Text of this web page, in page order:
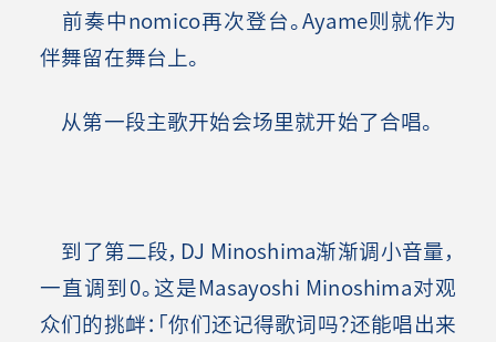
前奏中nomico再次登台。Ayame则就作为
伴舞留在舞台上。
从第一段主歌开始会场里就开始了合唱。
到了第二段，DJ Minoshima渐渐调小音量，
一直调到0。这是Masayoshi Minoshima对观
众们的挑衅：「你们还记得歌词吗？还能唱出来